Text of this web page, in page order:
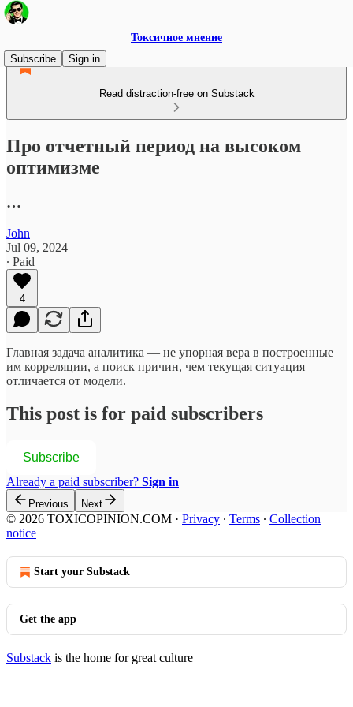
Токсичное мнение
Subscribe
Sign in
Read distraction-free on Substack
Про отчетный период на высоком
оптимизме
…
John
Jul 09, 2024
∙ Paid
4
Главная задача аналитика — не упорная вера в построенные
им корреляции, а поиск причин, чем текущая ситуация
отличается от модели.
This post is for paid subscribers
Subscribe
Already a paid subscriber? Sign in
Previous Next
© 2026 TOXICOPINION.COM · Privacy ∙ Terms ∙ Collection
notice
Start your Substack
Get the app
Substack is the home for great culture